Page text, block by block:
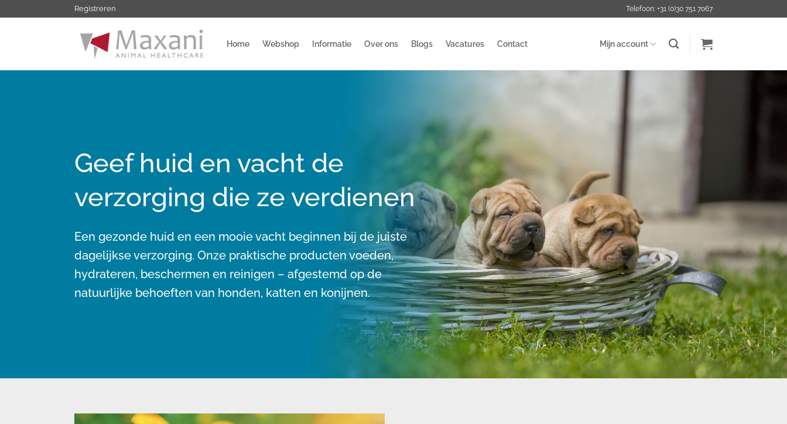
naar
Registreren Telefoon: +31 (0)30 751 7067
Home Webshop Informatie Over ons Blogs Vacatures Contact Mijn account
Geef huid en vacht de
verzorging die ze verdienen
Een gezonde huid en een mooie vacht beginnen bij de juiste
dagelijkse verzorging. Onze praktische producten voeden,
hydrateren, beschermen en reinigen – afgestemd op de
natuurlijke behoeften van honden, katten en konijnen.